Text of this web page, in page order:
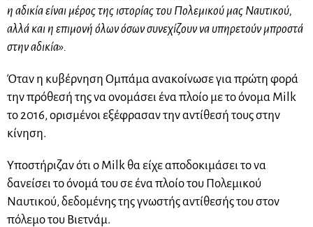
η αδικία είναι μέρος της ιστορίας του Πολεμικού μας Ναυτικού,
αλλά και η επιμονή όλων όσων συνεχίζουν να υπηρετούν μπροστά
στην αδικία».
Όταν η κυβέρνηση Ομπάμα ανακοίνωσε για πρώτη φορά
την πρόθεσή της να ονομάσει ένα πλοίο με το όνομα Milk
το 2016, ορισμένοι εξέφρασαν την αντίθεσή τους στην
κίνηση.
Υποστήριζαν ότι ο Milk θα είχε αποδοκιμάσει το να
δανείσει το όνομά του σε ένα πλοίο του Πολεμικού
Ναυτικού, δεδομένης της γνωστής αντίθεσής του στον
πόλεμο του Βιετνάμ.